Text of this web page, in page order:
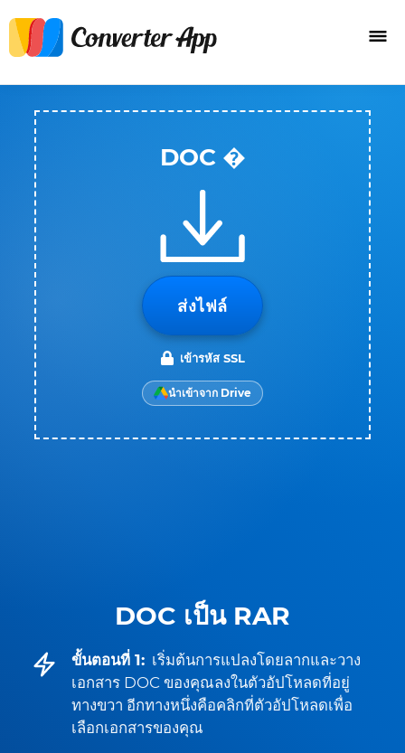
DOC เป็น RAR
ขั้นตอนที่ 1: เริ่มต้นการแปลงโดยลากและวาง
เอกสาร DOC ของคุณลงในตัวอัปโหลดที่อยู่
ทางขวา อีกทางหนึ่งคือคลิกที่ตัวอัปโหลดเพื่อ
เลือกเอกสารของคุณ
DOC �
ส่งไฟล์
เข้ารหัส SSL
นำเข้าจาก Drive